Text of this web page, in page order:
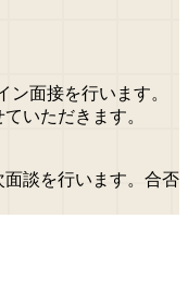
ン面接を行います。
いただきます。
談を行います。合否